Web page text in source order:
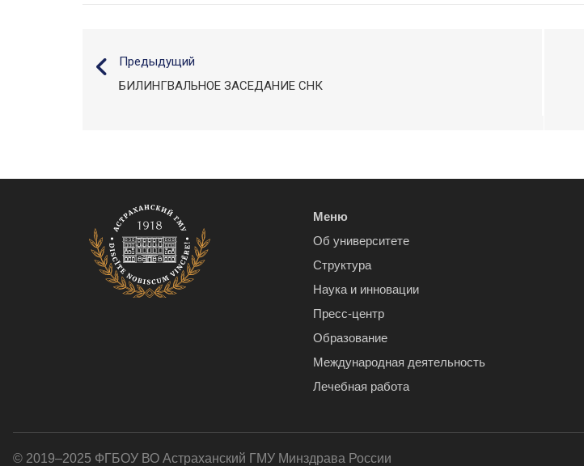
Предыдущий
БИЛИНГВАЛЬНОЕ ЗАСЕДАНИЕ СНК
Меню
Об университете
Структура
Наука и инновации
Пресс-центр
Образование
Международная деятельность
Лечебная работа
© 2019–2025 ФГБОУ ВО Астраханский ГМУ Минздрава России